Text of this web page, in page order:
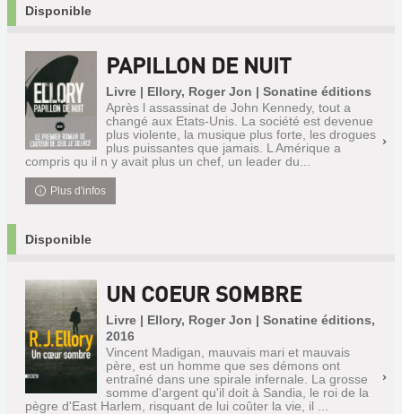
Disponible
PAPILLON DE NUIT
Livre | Ellory, Roger Jon | Sonatine éditions
Après l assassinat de John Kennedy, tout a
changé aux Etats-Unis. La société est devenue
plus violente, la musique plus forte, les drogues
plus puissantes que jamais. L Amérique a
compris qu il n y avait plus un chef, un leader du...
Plus d'infos
Disponible
UN COEUR SOMBRE
Livre | Ellory, Roger Jon | Sonatine éditions,
2016
Vincent Madigan, mauvais mari et mauvais
père, est un homme que ses démons ont
entraîné dans une spirale infernale. La grosse
somme d'argent qu'il doit à Sandia, le roi de la
pègre d'East Harlem, risquant de lui coûter la vie, il ...